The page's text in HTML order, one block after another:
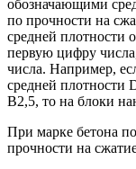
обозначающими
по прочности на
средней плотности
первую цифру
числа. Например,
средней плотности
В2,5, то на блоки
При марке бетона
прочности на